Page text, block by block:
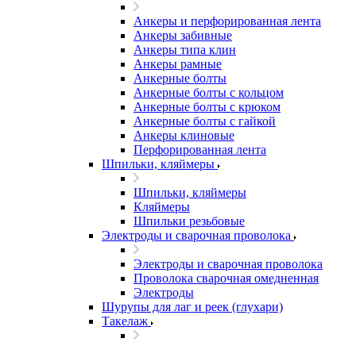
Анкеры и перфорированная лента
Анкеры забивные
Анкеры типа клин
Анкеры рамные
Анкерные болты
Анкерные болты с кольцом
Анкерные болты с крюком
Анкерные болты с гайкой
Анкеры клиновые
Перфорированная лента
Шпильки, кляймеры
Шпильки, кляймеры
Кляймеры
Шпильки резьбовые
Электроды и сварочная проволока
Электроды и сварочная проволока
Проволока сварочная омедненная
Электроды
Шурупы для лаг и реек (глухари)
Такелаж